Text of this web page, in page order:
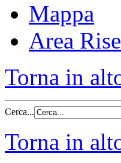
Mappa
Area
Torna in
Cerca...
Torna in